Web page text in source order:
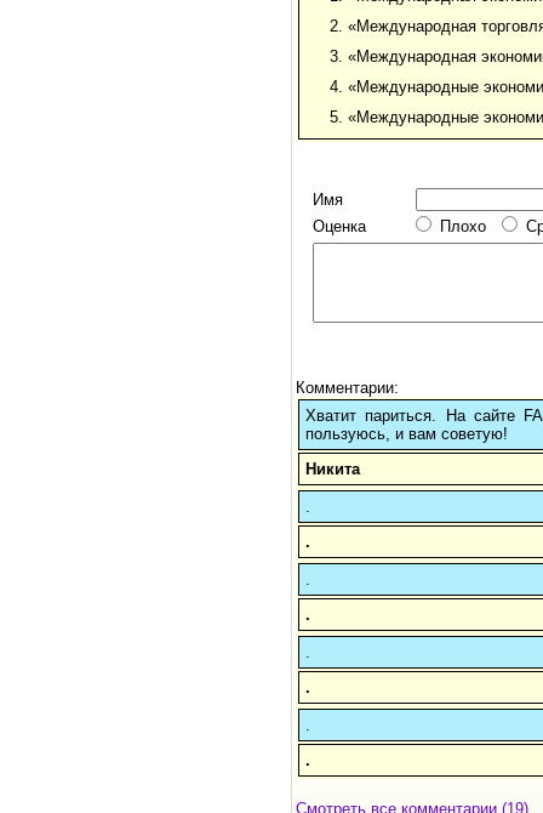
2. «Международная
3. «Международная
4. «Международные
5. «Международные
Имя
Оценка
Плохо
Комментарии:
Хватит париться. На сайте
пользуюсь, и вам советую!
Никита
.
.
.
.
Смотреть все комментарии (19)